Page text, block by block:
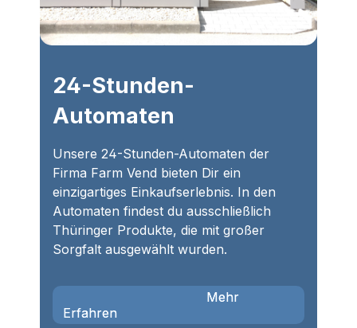
24-Stunden-
Automaten
Unsere 24-Stunden-Automaten der
Firma Farm Vend bieten Dir ein
einzigartiges Einkaufserlebnis. In den
Automaten findest du ausschließlich
Thüringer Produkte, die mit großer
Sorgfalt ausgewählt wurden.
Erfahren